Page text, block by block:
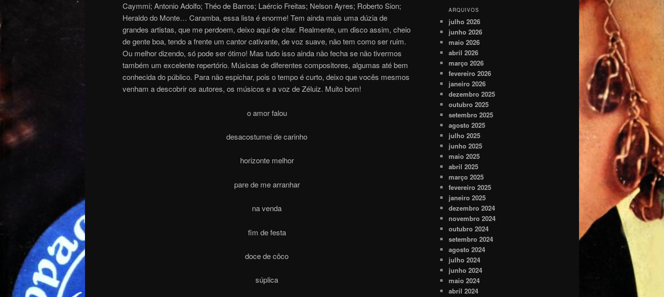
Caymmi; Antonio Adolfo; Théo de Barros; Laércio Freitas; Nelson Ayres; Roberto Sion;
Heraldo do Monte… Caramba, essa lista é enorme! Tem ainda mais uma dúzia de
grandes artistas, que me perdoem, deixo aqui de citar. Realmente, um disco assim, cheio
de gente boa, tendo a frente um cantor cativante, de voz suave, não tem como ser ruim.
Ou melhor dizendo, só pode ser ótimo! Mas tudo isso ainda não fecha se não tivermos
também um excelente repertório. Músicas de diferentes compositores, algumas até bem
conhecida do público. Para não espichar, pois o tempo é curto, deixo que vocês mesmos
venham a descobrir os autores, os músicos e a voz de Zéluiz. Muito bom!
o amor falou
desacostumei de carinho
horizonte melhor
pare de me arranhar
na venda
fim de festa
doce de côco
súplica
ARQUIVOS
julho 2026
junho 2026
maio 2026
abril 2026
março 2026
fevereiro 2026
janeiro 2026
dezembro 2025
outubro 2025
setembro 2025
agosto 2025
julho 2025
junho 2025
maio 2025
abril 2025
março 2025
fevereiro 2025
janeiro 2025
dezembro 2024
novembro 2024
outubro 2024
setembro 2024
agosto 2024
julho 2024
junho 2024
maio 2024
abril 2024